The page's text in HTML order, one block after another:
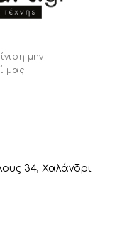
μην
μας
34, Χαλάνδρι